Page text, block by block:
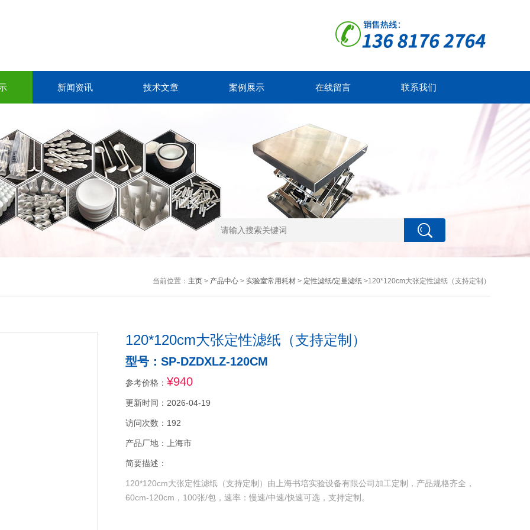
新闻资讯 技术文章 案例展示 在线留言 联系我们
当前位置： 主页> 产品中心> 实验室常用耗材> 定性滤纸/定量滤纸>120*120cm大张定性滤纸（支持定制）
120*120cm大张定性滤纸（支持定制）
型号：SP-DZDXLZ-120CM
参考价格： ¥940
更新时间：2026-04-19
访问次数：192
产品厂地：上海市
简要描述：
120*120cm大张定性滤纸（支持定制）由上海书培实验设备有限公司加工定制，产品规格齐全，
60cm-120cm，100张/包，速率：慢速/中速/快速可选，支持定制。